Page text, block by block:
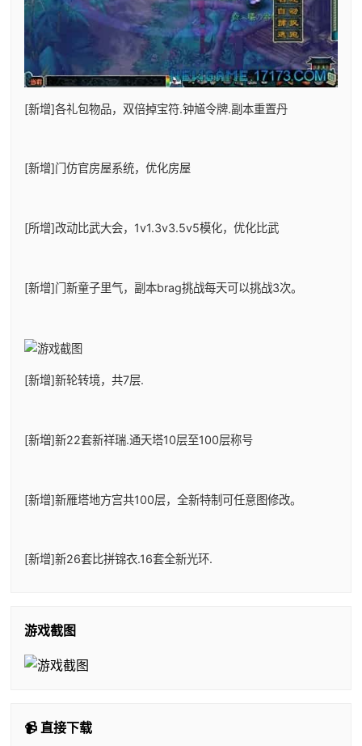
[新增]各礼包物品，双倍掉宝符.钟馗令牌.副本重置丹
[新增]门仿官房屋系统，优化房屋
[所增]改动比武大会，1v1.3v3.5v5模化，优化比武
[新增]门新童子里气，副本brag挑战每天可以挑战3次。
[新增]新轮转境，共7层.
[新増]新22套新祥瑞.通天塔10层至100层称号
[新增]新雁塔地方宫共100层，全新特制可任意图修改。
[新增]新26套比拼锦衣.16套全新光环.
游戏截图
📹 直接下载